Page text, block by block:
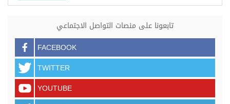
تابعونا على منصات التواصل الاجتماعي
FACEBOOK
TWITTER
YOUTUBE